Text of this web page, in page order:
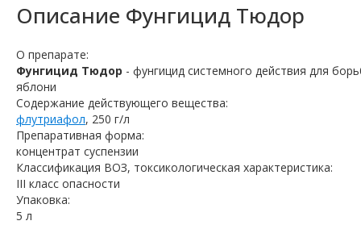
Описание Фунгицид Тюдор
О препарате:
Фунгицид Тюдор - фунгицид системного действия для
яблони
Содержание действующего вещества:
флутриафол, 250 г/л
Препаративная форма:
концентрат суспензии
Классификация ВОЗ, токсикологическая характеристика:
III класс опасности
Упаковка:
5 л